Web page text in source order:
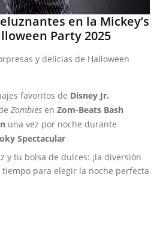
en la Mickey’s
Party 2025
y delicias de Halloween
favoritos de Disney Jr.
Zombies enZom-Beats Bash
una vez por noche durante
Spectacular
y tu bolsa de dulces: ¡la diversión
para elegir la noche perfecta